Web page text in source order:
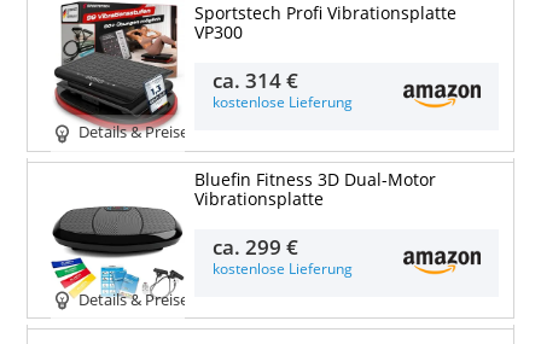
Details & Preise
Sportstech Profi Vibrationsplatte
VP300
ca.314 €
kostenlose Lieferung
Details & Preise
Bluefin Fitness 3D Dual-Motor
Vibrationsplatte
ca.299 €
kostenlose Lieferung